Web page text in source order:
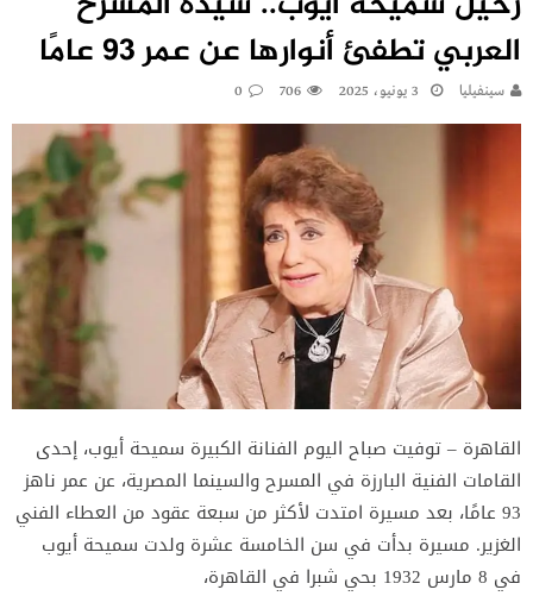
العربي تطفئ أنوارها عن عمر 93 عامًا
سينفيليا 3 يونيو، 2025 706
0
القاهرة – توفيت صباح اليوم الفنانة الكبيرة سميحة أيوب، إحدى
القامات الفنية البارزة في المسرح والسينما المصرية، عن عمر ناهز
93 عامًا، بعد مسيرة امتدت لأكثر من سبعة عقود من العطاء الفني
الغزير. مسيرة بدأت في سن الخامسة عشرة ولدت سميحة أيوب
في 8 مارس 1932 بحي شبرا في القاهرة،